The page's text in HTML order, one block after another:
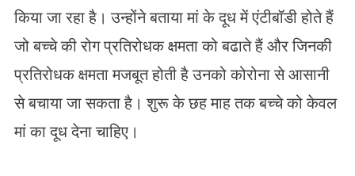
किया जा रहा है। उन्होंने बताया मां के दूध में एंटीबॉडी होते हैं
जो बच्चे की रोग प्रतिरोधक क्षमता को बढाते हैं और जिनकी
प्रतिरोधक क्षमता मजबूत होती है उनको कोरोना से आसानी
से बचाया जा सकता है। शुरू के छह माह तक बच्चे को केवल
मां का दूध देना चाहिए।